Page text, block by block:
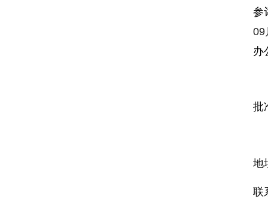
参
09
办
批
地
联